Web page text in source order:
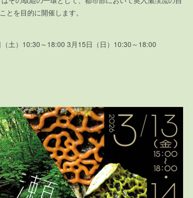
とを目的に開催します。
土）10:30～18:00 3月15日（日）10:30～18:00